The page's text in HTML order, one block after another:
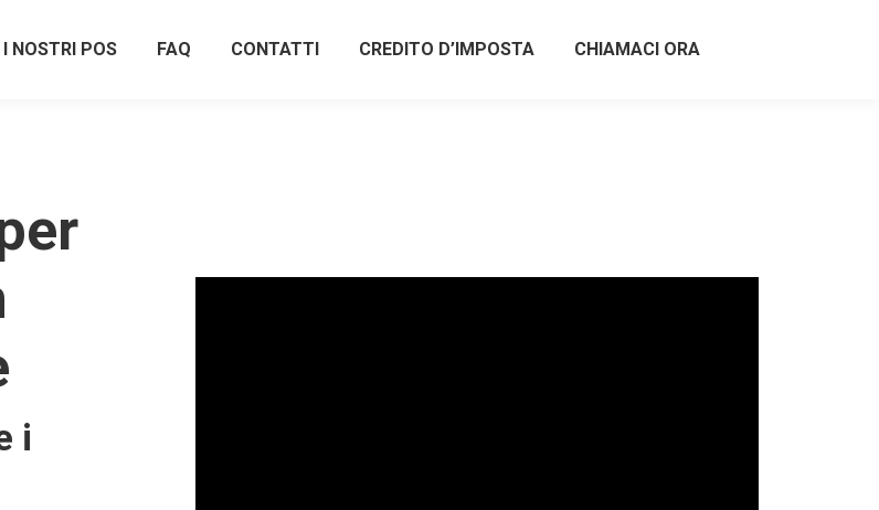
I NOSTRI POS FAQ CONTATTI CREDITO D’IMPOSTA CHIAMACI ORA
i